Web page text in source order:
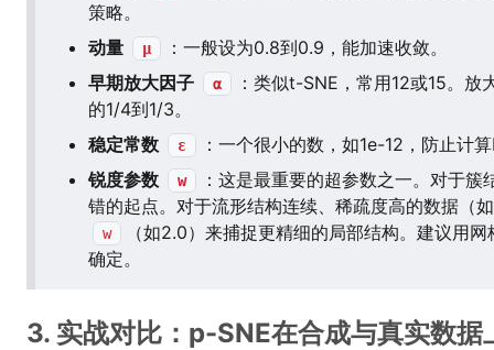
策略。
动量
μ
：一般设为0.8到0.9，能加速收敛。
早期放大因子
α
：类似t-SNE，常用12或15。放
的1/4到1/3。
稳定常数
ε
：一个很小的数，如1e-12，防止计
锐度参数
w
：这是最重要的超参数之一。对于簇
错的起点。对于流形结构连续、稀疏度高的数据（
w
（如2.0）来捕捉更精细的局部结构。建议用
确定。
3. 实战对比：p-SNE在合成与真实数据